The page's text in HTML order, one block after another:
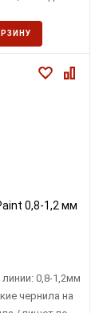
0,8-1,2 мм
0,8-1,2мм
чернила на